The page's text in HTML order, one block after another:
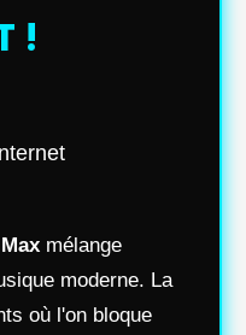
!
mélange
moderne. La
où l'on bloque